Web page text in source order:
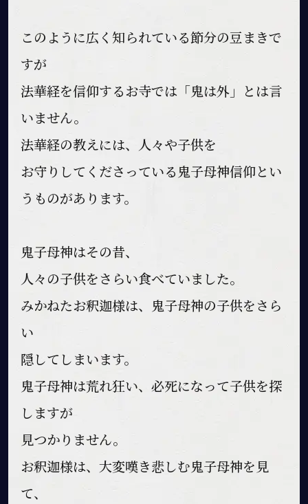
このように広く知られている節分の豆まきで
すが
法華経を信仰するお寺では「鬼は外」とは言
いません。
法華経の教えには、人々や子供を
お守りしてくださっている鬼子母神信仰とい
うものがあります。
鬼子母神はその昔、
人々の子供をさらい食べていました。
みかねたお釈迦様は、鬼子母神の子供をさら
い
隠してしまいます。
鬼子母神は荒れ狂い、必死になって子供を探
しますが
見つかりません。
お釈迦様は、大変嘆き悲しむ鬼子母神を見
て、